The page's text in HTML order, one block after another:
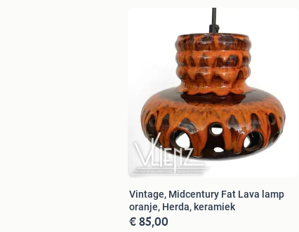
Vintage, Midcentury Fat Lava lamp
oranje, Herda, keramiek
€ 85,00